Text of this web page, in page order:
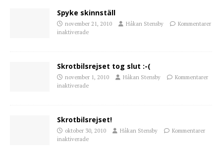
Spyke skinnställ
november 21, 2010 Håkan Stensby
Kommentarer
inaktiverade
Skrotbilsrejset tog slut :-(
november 1, 2010 Håkan Stensby
Kommentarer
inaktiverade
Skrotbilsrejset!
oktober 30, 2010 Håkan Stensby
Kommentarer
inaktiverade